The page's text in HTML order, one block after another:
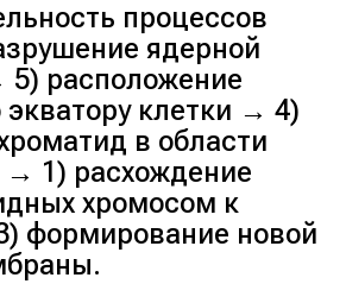
процессов
ядерной
расположение
клетки → 4)
в области
1) расхождение
хромосом к
формирование новой